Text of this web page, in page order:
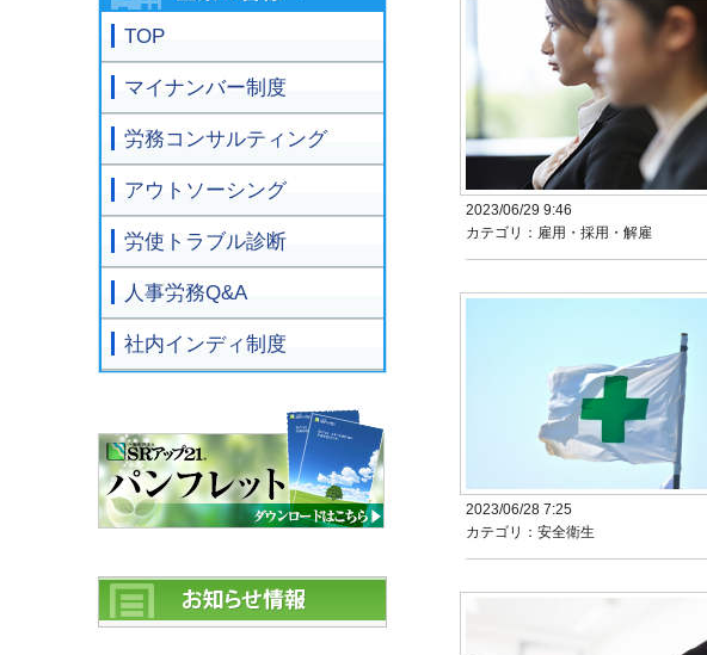
TOP
マイナンバー制度
労務コンサルティング
アウトソーシング
労使トラブル診断
人事労務Q&A
社内インディ制度
2023/06/29 9:46
カテゴリ：雇用・採用・解雇
2023/06/28 7:25
カテゴリ：安全衛生